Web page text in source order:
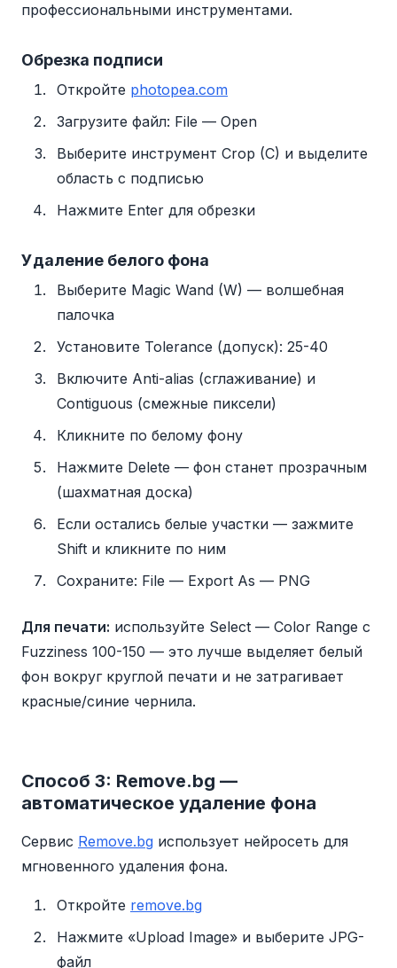
профессиональными инструментами.
Обрезка подписи
Откройте photopea.com
Загрузите файл: File — Open
Выберите инструмент Crop (C) и выделите
область с подписью
Нажмите Enter для обрезки
Удаление белого фона
Выберите Magic Wand (W) — волшебная
палочка
Установите Tolerance (допуск): 25-40
Включите Anti-alias (сглаживание) и
Contiguous (смежные пиксели)
Кликните по белому фону
Нажмите Delete — фон станет прозрачным
(шахматная доска)
Если остались белые участки — зажмите
Shift и кликните по ним
Сохраните: File — Export As — PNG
Для печати: используйте Select — Color Range с
Fuzziness 100-150 — это лучше выделяет белый
фон вокруг круглой печати и не затрагивает
красные/синие чернила.
Способ 3: Remove.bg —
автоматическое удаление фона
Сервис Remove.bg использует нейросеть для
мгновенного удаления фона.
Откройте remove.bg
Нажмите «Upload Image» и выберите JPG-
файл